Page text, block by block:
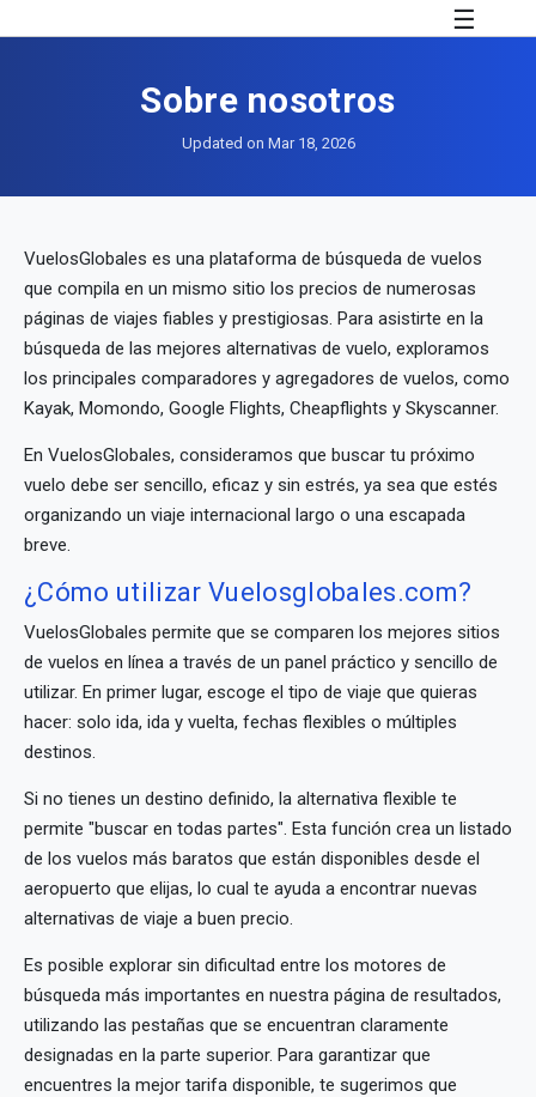
☰
Sobre nosotros
Updated on Mar 18, 2026
VuelosGlobales es una plataforma de búsqueda de vuelos
que compila en un mismo sitio los precios de numerosas
páginas de viajes fiables y prestigiosas. Para asistirte en la
búsqueda de las mejores alternativas de vuelo, exploramos
los principales comparadores y agregadores de vuelos, como
Kayak, Momondo, Google Flights, Cheapflights y Skyscanner.
En VuelosGlobales, consideramos que buscar tu próximo
vuelo debe ser sencillo, eficaz y sin estrés, ya sea que estés
organizando un viaje internacional largo o una escapada
breve.
¿Cómo utilizar Vuelosglobales.com?
VuelosGlobales permite que se comparen los mejores sitios
de vuelos en línea a través de un panel práctico y sencillo de
utilizar. En primer lugar, escoge el tipo de viaje que quieras
hacer: solo ida, ida y vuelta, fechas flexibles o múltiples
destinos.
Si no tienes un destino definido, la alternativa flexible te
permite "buscar en todas partes". Esta función crea un listado
de los vuelos más baratos que están disponibles desde el
aeropuerto que elijas, lo cual te ayuda a encontrar nuevas
alternativas de viaje a buen precio.
Es posible explorar sin dificultad entre los motores de
búsqueda más importantes en nuestra página de resultados,
utilizando las pestañas que se encuentran claramente
designadas en la parte superior. Para garantizar que
encuentres la mejor tarifa disponible, te sugerimos que